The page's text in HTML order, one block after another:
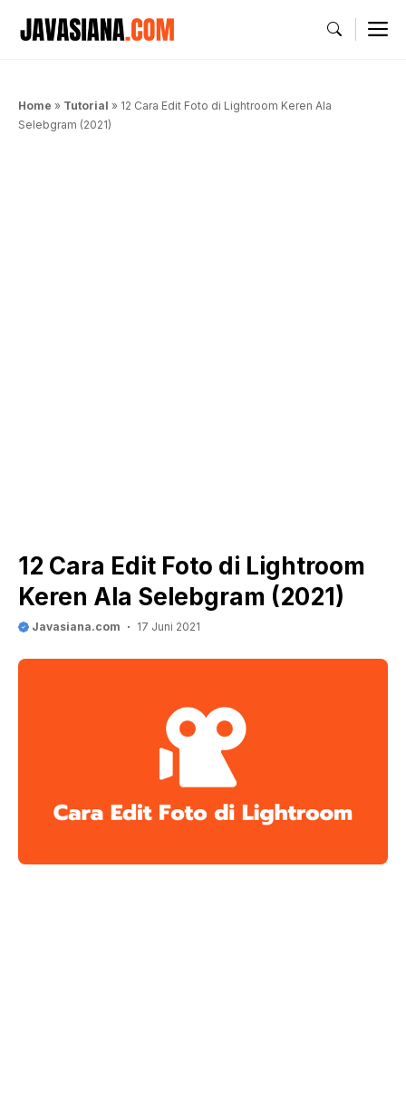
Home » Tutorial » 12 Cara Edit Foto di Lightroom Keren Ala
Selebgram (2021)
12 Cara Edit Foto di Lightroom
Keren Ala Selebgram (2021)
Javasiana.com 17 Juni 2021